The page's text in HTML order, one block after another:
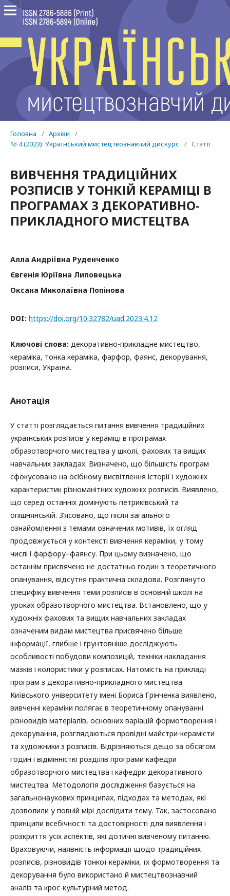
Головна / Архіви
/
№ 4 (2023): Український мистецтвознавчий дискурс
/ Статті
ВИВЧЕННЯ ТРАДИЦІЙНИХ
РОЗПИСІВ У ТОНКІЙ КЕРАМІЦІ В
ПРОГРАМАХ 3 ДЕКОРАТИВНО-
ПРИКЛАДНОГО МИСТЕЦТВА
Алла Андріївна Руденченко
Євгенія Юріївна Липовецька
Оксана Миколаївна Попінова
DOI: https://doi.org/10.32782/uad.2023.4.12
Ключові слова: декоративно-прикладне мистецтво,
кераміка, тонка кераміка, фарфор, фаянс, декорування,
розписи, Україна.
Анотація
У статті розглядається питання вивчення традиційних
українських розписів у кераміці в програмах
образотворчого мистецтва у школі, фахових та вищих
навчальних закладах. Визначено, що більшість програм
сфокусовано на осібному висвітлення історії і художніх
характеристик різноманітних художніх розписів. Виявлено,
що серед останніх домінують петриківський та
опішнянській. З’ясовано, що після загального
ознайомлення з темами означених мотивів, їх огляд
продовжується у контексті вивчення кераміки, у тому
числі і фарфору–фаянсу. При цьому визначено, що
останнім присвячено не достатньо годин з теоретичного
опанування, відсутня практична складова. Розглянуто
специфіку вивчення теми розписів в основній школі на
уроках образотворчого мистецтва. Встановлено, що у
художніх фахових та вищих навчальних закладах
означеним видам мистецтва присвячено більше
інформації, глибше і ґрунтовніше досліджують
особливості побудови композицій, техніки накладання
мазків і колористики у розписах. Натомість на прикладі
програм з декоративно-прикладного мистецтва
Київського університету імені Бориса Грінченка виявлено,
вивченні кераміки полягає в теоретичному опануванні
різновидів матеріалів, основних варіацій формотворення і
декорування, розглядаються провідні майстри-керамісти
та художники з розписів. Відрізняються дещо за обсягом
годин і відмінністю розділів програми кафедри
образотворчого мистецтва і кафедри декоративного
мистецтва. Методологія дослідження базується на
загальнонаукових принципах, підходах та методах, які
дозволили у повній мірі дослідити тему. Так, застосовано
принципи всебічності та достовірності для виявлення і
розкриття усіх аспектів, які дотичні вивченому питанню.
Враховуючи, наявність інформації щодо традиційних
розписів, різновидів тонкої кераміки, їх формотворення та
декорування було використано й мистецтвознавчий
аналіз та крос-культурний метод.